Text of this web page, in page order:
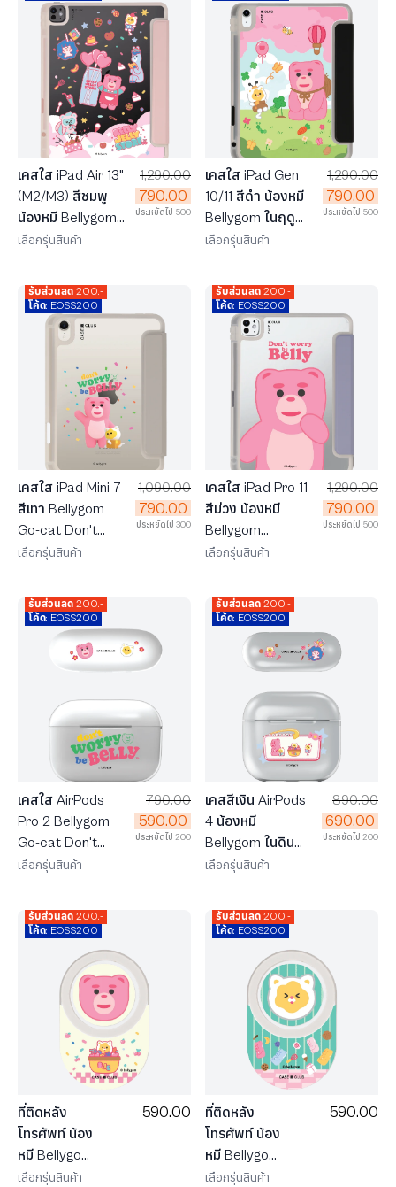
be Belly
ดินแดนขนม
หวาน
เคสใส iPad Air 13"
(M2/M3) สีชมพู
น้องหมี Bellygom
ในดินแดนขนมหวาน
1,290.00
790.00
ประหยัดไป 500
เลือกรุ่นสินค้า
เคสใส iPad Gen
10/11 สีดำ น้องหมี
Bellygom ในฤดู
ใบไม้ผลิ
1,290.00
790.00
ประหยัดไป 500
เลือกรุ่นสินค้า
รับส่วนลด 200.-
โค้ด: EOSS200
เคสใส iPad Mini 7
สีเทา Bellygom
Go-cat Don't
Worry be Belly
1,090.00
790.00
ประหยัดไป 300
เลือกรุ่นสินค้า
รับส่วนลด 200.-
โค้ด: EOSS200
เคสใส iPad Pro 11
สีม่วง น้องหมี
Bellygom
Character
1,290.00
790.00
ประหยัดไป 500
เลือกรุ่นสินค้า
รับส่วนลด 200.-
โค้ด: EOSS200
เคสใส AirPods
Pro 2 Bellygom
Go-cat Don't
Worry be Belly
790.00
590.00
ประหยัดไป 200
เลือกรุ่นสินค้า
รับส่วนลด 200.-
โค้ด: EOSS200
เคสสีเงิน AirPods
4 น้องหมี
Bellygom ในดิน
แดนขนมหวาน
890.00
690.00
ประหยัดไป 200
เลือกรุ่นสินค้า
รับส่วนลด 200.-
โค้ด: EOSS200
ที่ติดหลัง
โทรศัพท์ น้อง
หมี Bellygom
ในดินแดนขนม
590.00
เลือกรุ่นสินค้า
รับส่วนลด 200.-
โค้ด: EOSS200
ที่ติดหลัง
โทรศัพท์ น้อง
หมี Bellygom
ในชุดแมวสุด
590.00
เลือกรุ่นสินค้า